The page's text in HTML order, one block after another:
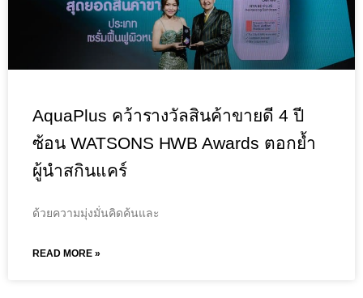
AquaPlus คว้ารางวัลสินค้าขายดี 4 ปี
ซ้อน WATSONS HWB Awards ตอกย้ำ
ผู้นำสกินแคร์
ด้วยความมุ่งมั่นคิดค้นและ
READ MORE »